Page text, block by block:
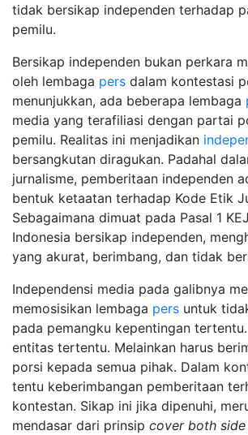
tidak bersikap independen terhadap
pemilu.
Bersikap independen bukan perkara
oleh lembaga pers dalam kontestasi
menunjukkan, ada beberapa lembaga
media yang terafiliasi dengan partai
pemilu. Realitas ini menjadikan
bersangkutan diragukan. Padahal
jurnalisme, pemberitaan independen
bentuk ketaatan terhadap Kode Etik
Sebagaimana dimuat pada Pasal 1
Indonesia bersikap independen,
yang akurat, berimbang, dan tidak
Independensi media pada galibnya
memosisikan lembaga pers untuk
pada pemangku kepentingan
entitas tertentu. Melainkan harus
porsi kepada semua pihak. Dalam
tentu keberimbangan pemberitaan
kontestan. Sikap ini jika dipenuhi,
mendasar dari prinsip cover both side